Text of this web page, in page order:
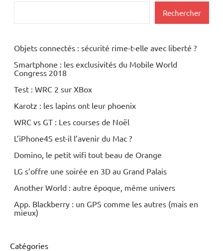
mobile
Rechercher
Objets connectés : sécurité rime-t-elle avec liberté ?
Smartphone : les exclusivités du Mobile World
Congress 2018
Test : WRC 2 sur XBox
Karotz : les lapins ont leur phoenix
WRC vs GT : Les courses de Noël
L’iPhone4S est-il l’avenir du Mac ?
Domino, le petit wifi tout beau de Orange
LG s’offre une soirée en 3D au Grand Palais
Another World : autre époque, même univers
App. Blackberry : un GPS comme les autres (mais en
mieux)
Catégories